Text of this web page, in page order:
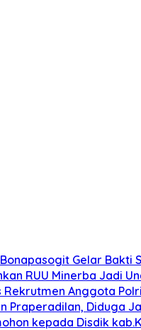
Gelar Bakti
RUU Minerba Jadi
Rekrutmen Anggota
Praperadilan, Diduga
kepada Disdik